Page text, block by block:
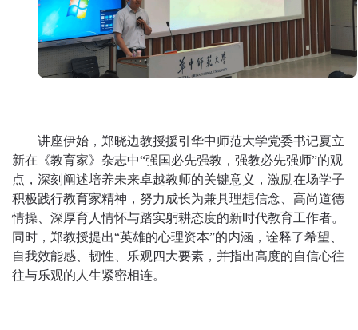
讲座伊始，郑晓边教授援引 华中师范大学党委书记夏立
新在《教育家》杂志中“强国必先强教，强教必先强师”的观
点，深刻阐述培养未来卓越教师的关键意义，激励在场学子
积极践行教育家精神，努力成长为兼具理想信念、高尚道德
情操、深厚育人情怀与踏实躬耕态度的新时代教育工作者。
同时，郑教授提出“英雄的心理资本”的内涵 ， 诠释了希望、
自我效能感、韧性、乐观四大要素，并指出高度的自信心往
往与乐观的 人生紧密相连。